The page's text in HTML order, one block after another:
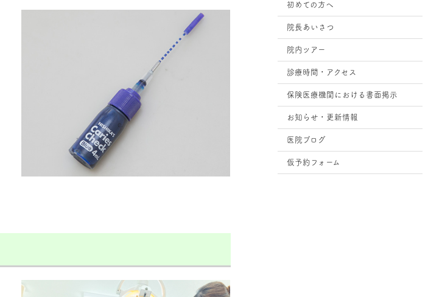
初めての方へ
院長あいさつ
院内ツアー
診療時間・アクセス
保険医療機関における書面掲示
お知らせ・更新情報
医院ブログ
仮予約フォーム